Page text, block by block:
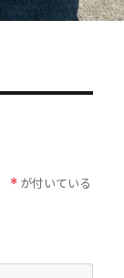
* が付いている